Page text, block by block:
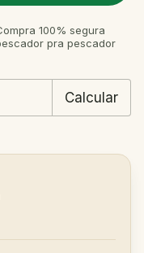
100% segura
pra pescador
Calcular